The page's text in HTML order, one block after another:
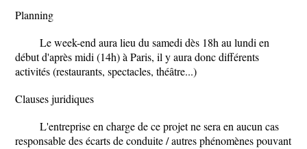
Planning
Le week-end aura lieu du samedi dès 18h au lundi en
début d'après midi (14h) à Paris, il y aura donc différents
activités (restaurants, spectacles, théâtre...)
Clauses juridiques
L'entreprise en charge de ce projet ne sera en aucun cas
responsable des écarts de conduite / autres phénomènes pouvant